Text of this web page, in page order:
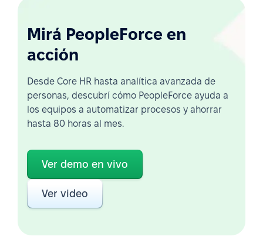
Mirá PeopleForce en
acción
Desde Core HR hasta analítica avanzada de
personas, descubrí cómo PeopleForce ayuda a
los equipos a automatizar procesos y ahorrar
hasta 80 horas al mes.
Ver demo en vivo
Ver video